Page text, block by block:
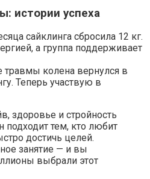
истории успеха
сайклинга сбросила 12 кг.
а группа поддерживает
травмы колена вернулся в
Теперь участвую в
здоровье и стройность
подходит тем, кто любит
достичь целей.
занятие — и вы
выбрали этот